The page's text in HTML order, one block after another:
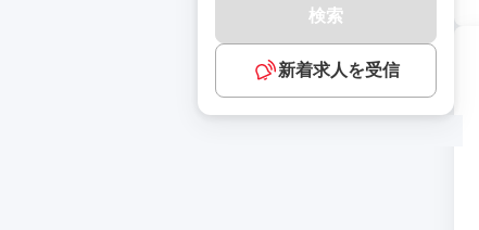
検索
新着求人を受信